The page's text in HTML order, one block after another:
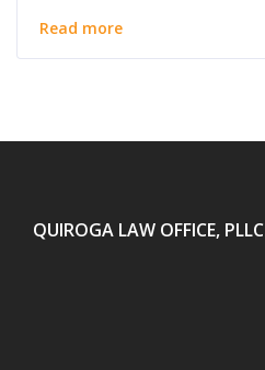
Read more
QUIROGA LAW OFFICE, PLLC